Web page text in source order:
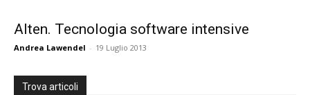
Alten. Tecnologia software intensive
Andrea Lawendel - 19 Luglio 2013
Trova articoli